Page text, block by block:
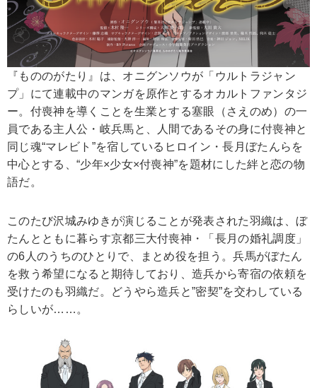
『もののがたり』は、オニグンソウが「ウルトラジャン
プ」にて連載中のマンガを原作とするオカルトファンタジ
ー。付喪神を導くことを生業とする塞眼（さえのめ）の一
員である主人公・岐兵馬と、人間であるその身に付喪神と
同じ魂“マレビト”を宿しているヒロイン・長月ぼたんらを
中心とする、“少年×少女×付喪神”を題材にした絆と恋の物
語だ。
このたび沢城みゆきが演じることが発表された羽織は、ぼ
たんとともに暮らす京都三大付喪神・「長月の婚礼調度」
の6人のうちのひとりで、まとめ役を担う。兵馬がぼたん
を救う希望になると期待しており、造兵から寄宿の依頼を
受けたのも羽織だ。どうやら造兵と”密契”を交わしている
らしいが……。